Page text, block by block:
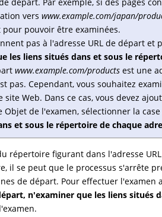
verswww.example.com/japan/
pouvoir être examinées.
pas à l'adresse URL de départ et
les liens situés dans et sous le
www.example.com/products est une
pas. Cependant, vous souhaitez
Web. Dans ce cas, vous devez
de l'examen, sélectionner la
et sous le répertoire de chaque
répertoire figurant dans l'adresse
il se peut que le processus s'arrête
de départ. Pour effectuer l'examen
n'examiner que les liens situés